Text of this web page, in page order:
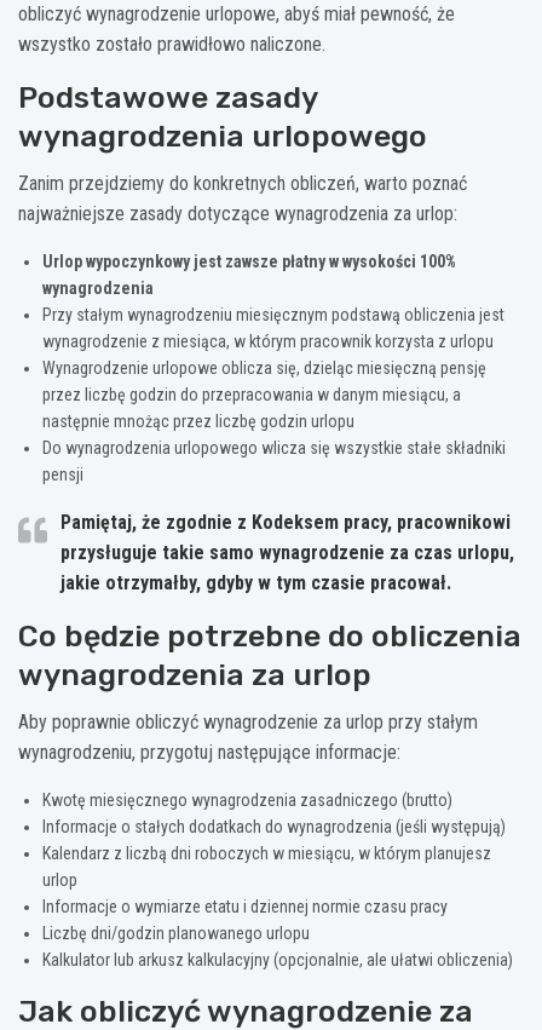
obliczyć wynagrodzenie urlopowe, abyś miał pewność, że
wszystko zostało prawidłowo naliczone.
Podstawowe zasady
wynagrodzenia urlopowego
Zanim przejdziemy do konkretnych obliczeń, warto poznać
najważniejsze zasady dotyczące wynagrodzenia za urlop:
Urlop wypoczynkowy jest zawsze płatny w wysokości 100%
wynagrodzenia
Przy stałym wynagrodzeniu miesięcznym podstawą obliczenia jest
wynagrodzenie z miesiąca, w którym pracownik korzysta z urlopu
Wynagrodzenie urlopowe oblicza się, dzieląc miesięczną pensję
przez liczbę godzin do przepracowania w danym miesiącu, a
następnie mnożąc przez liczbę godzin urlopu
Do wynagrodzenia urlopowego wlicza się wszystkie stałe składniki
pensji
Pamiętaj, że zgodnie z Kodeksem pracy, pracownikowi
przysługuje takie samo wynagrodzenie za czas urlopu,
jakie otrzymałby, gdyby w tym czasie pracował.
Co będzie potrzebne do obliczenia
wynagrodzenia za urlop
Aby poprawnie obliczyć wynagrodzenie za urlop przy stałym
wynagrodzeniu, przygotuj następujące informacje:
Kwotę miesięcznego wynagrodzenia zasadniczego (brutto)
Informacje o stałych dodatkach do wynagrodzenia (jeśli występują)
Kalendarz z liczbą dni roboczych w miesiącu, w którym planujesz
urlop
Informacje o wymiarze etatu i dziennej normie czasu pracy
Liczbę dni/godzin planowanego urlopu
Kalkulator lub arkusz kalkulacyjny (opcjonalnie, ale ułatwi obliczenia)
Jak obliczyć wynagrodzenie za